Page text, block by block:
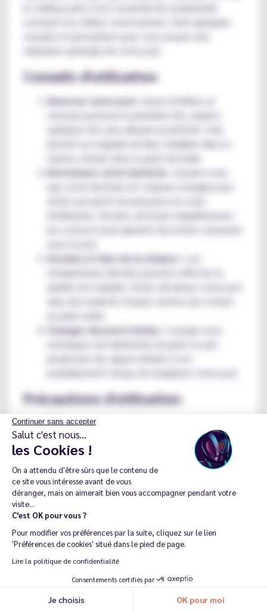
Continuer sans accepter
Salut c'est nous...
les Cookies !
On a attendu d'être sûrs que le contenu de
ce site vous intéresse avant de vous
déranger, mais on aimerait bien vous accompagner pendant votre
visite...
C'est OK pour vous ?
Pour modifier vos préférences par la suite, cliquez sur le lien
'Préférences de cookies' situé dans le pied de page.
Lire la politique de confidentialité
Consentements certifiés par
Je choisis OK pour moi
comment les utiliser correctement. Voici quelques
Conseils d'utilisation
Amorcez votre pod :
Avant d'utiliser un
nouveau pod pour la première fois, aspirez
Entretenez votre batterie :
Assurez-vous
que votre batterie est toujours chargée pour
d'utilisation. De plus, nettoyez régulièrement
les contacts pour garantir une bonne connexion
Stockez à l'abri de la chaleur :
qualité du e-liquide. Évitez de laisser votre pod
Changez de pod à temps :
Lorsque vous
production de vapeur réduite, il est
probablement temps de remplacer votre pod.
Précautions d'utilisation
Évitez les chutes :
pods soient robustes, les chutes peuvent
endommager la batterie ou le mécanisme
interne.
Ne forcez pas :Si vous avez du mal à insérer
ou retirer un pod, ne forcez pas. Assurez-vous
batterie.
Tenez hors de portée des enfants :Les
pods contiennent du e-liquide qui peut être
nocif si ingéré. Assurez-vous de les stocker
dans un endroit sûr.
Soyez conscient de la nicotine :
utilisez des pods contenant de la nicotine,
Recommander ma dernière commande